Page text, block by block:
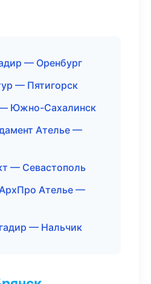
— Оренбург
— Пятигорск
Южно-Сахалинск
Ателье —
— Севастополь
Ателье —
— Нальчик